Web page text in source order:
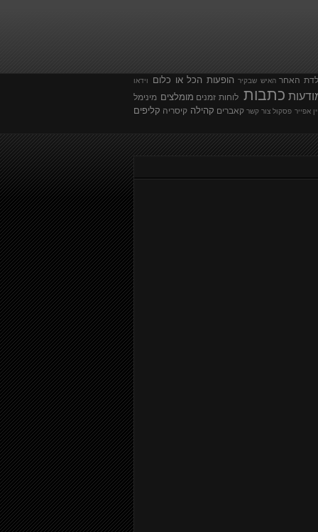
האחר האיש שבקיר הופעות הכל או כלום וידאו
כתבות לוחות זמנים מומלצים מינימל
אפייר פסקול צור קשר קאברים קהילה קיסריה קליפים